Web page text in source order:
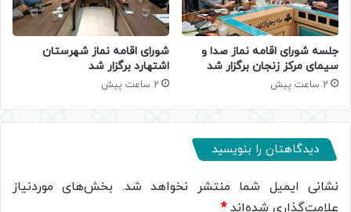
جلسه شورای اقامه نماز صدا و
سیمای مرکز زنجان برگزار شد
2 ساعت پیش
شورای اقامه نماز شهرستان
اشتهارد برگزار شد
2 ساعت پیش
دیدگاهتان را بنویسید
نشانی ایمیل شما منتشر نخواهد شد. بخش‌های موردنیاز
علامت‌گذاری شده‌اند*